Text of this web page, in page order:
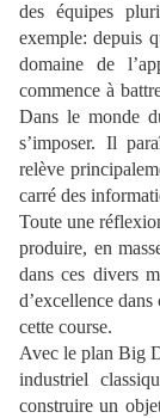
des équipes
exemple: depuis
domaine de
commence à
Dans le monde
s’imposer. Il
relève
carré des
Toute une
produire, en
dans ces divers
d’excellence
cette course.
Avec le plan Big
industriel
construire un